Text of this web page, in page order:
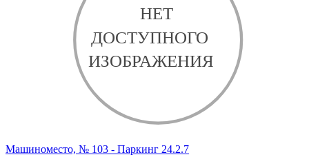
Машиноместо, № 103 - Паркинг 24.2.7